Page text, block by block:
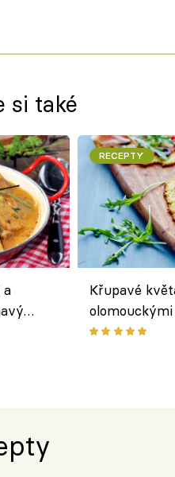
si také
a
RECEPTY
Křupavé
bezlepkový